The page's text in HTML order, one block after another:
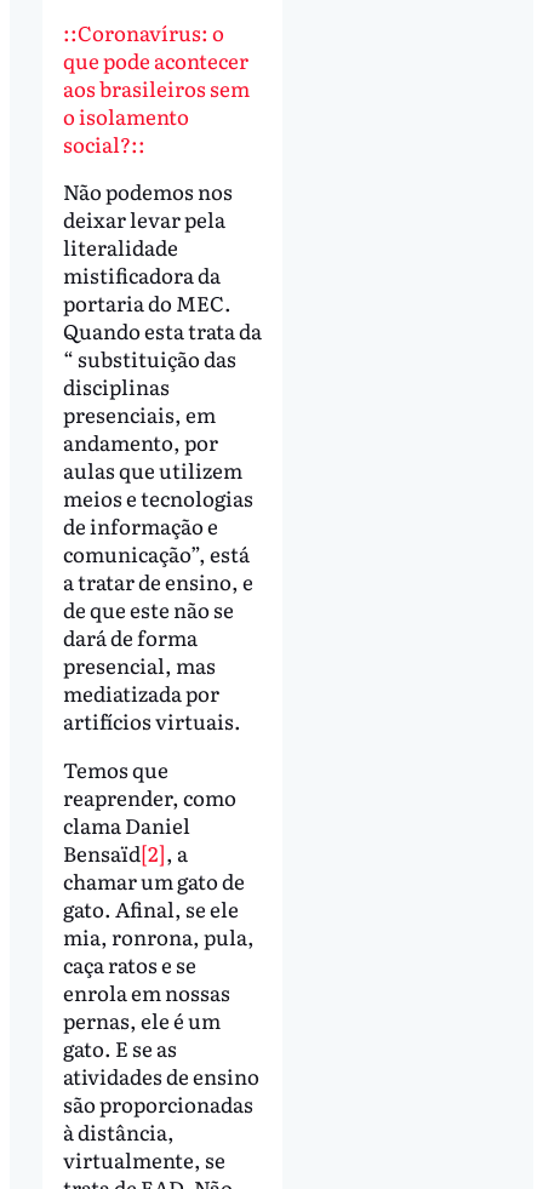
::Coronavírus: o
que pode acontecer
aos brasileiros sem
o isolamento
social?::
Não podemos nos
deixar levar pela
literalidade
mistificadora da
portaria do MEC.
Quando esta trata da
“ substituição das
disciplinas
presenciais, em
andamento, por
aulas que utilizem
meios e tecnologias
de informação e
comunicação”, está
a tratar de ensino, e
de que este não se
dará de forma
presencial, mas
mediatizada por
artifícios virtuais.
Temos que
reaprender, como
clama Daniel
Bensaïd[2], a
chamar um gato de
gato. Afinal, se ele
mia, ronrona, pula,
caça ratos e se
enrola em nossas
pernas, ele é um
gato. E se as
atividades de ensino
são proporcionadas
à distância,
virtualmente, se